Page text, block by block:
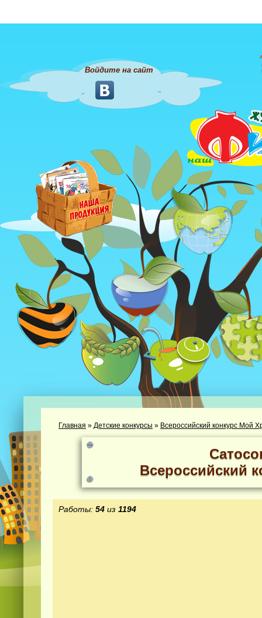
Войдите на сайт
Главная » Детские конкурсы » Всероссийский конкурс Мой
Всероссийский
Работы: 54 из 1194